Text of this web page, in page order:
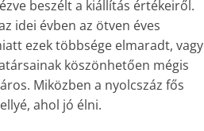
beszélt a kiállítás értékeiről.
idei évben az ötven éves
ezek többsége elmaradt, vagy
köszönhetően mégis
Miközben a nyolcszáz fős
ahol jó élni.